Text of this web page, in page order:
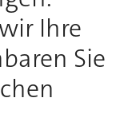
Ihre
Sie